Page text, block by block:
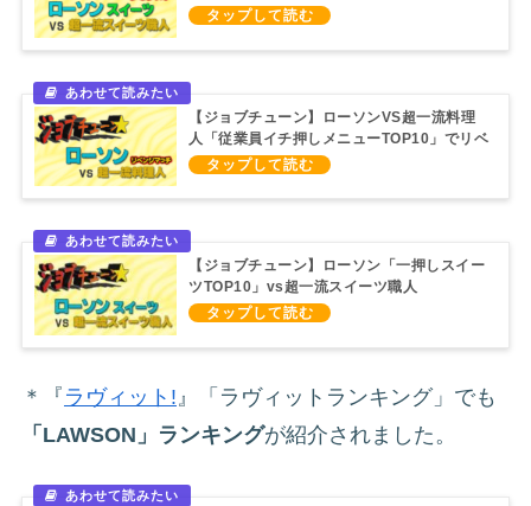
め（2022/5/14）
【ジョブチューン】ローソンVS超一流料理
人「従業員イチ押しメニューTOP10」でリベ
ンチマッチ！（2021/5/8）
【ジョブチューン】ローソン「一押しスイー
ツTOP10」vs超一流スイーツ職人
（2020/8/22）
＊『 ラヴィット! 』「ラヴィットランキング」でも
「LAWSON」ランキングが紹介されました。